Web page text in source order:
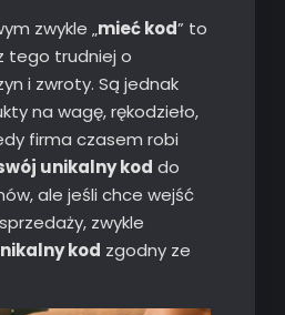
zwykle „mieć kod” to
tego trudniej o
i zwroty. Są jednak
na wagę, rękodzieło,
firma czasem robi
unikalny kod do
ale jeśli chce wejść
zwykle
kod zgodny ze